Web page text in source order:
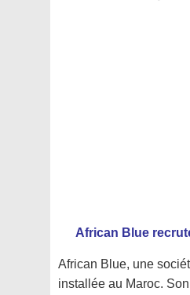
African Blue
African Blue, une
installée au Maroc.